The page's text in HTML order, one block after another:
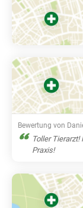
Bewertung von
Toller
Praxis!